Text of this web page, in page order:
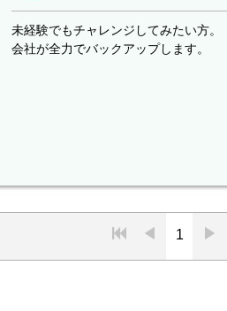
未経験でもチャレンジしてみたい方。
会社が全力でバックアップします。
1